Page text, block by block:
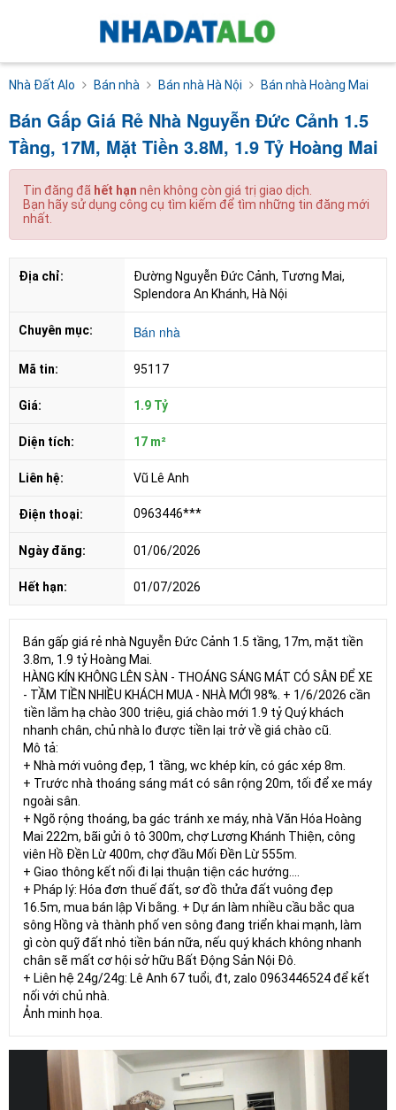
Nhà Đất Alo Bán nhà Bán nhà Hà Nội Bán nhà Hoàng Mai
Bán Gấp Giá Rẻ Nhà Nguyễn Đức Cảnh 1.5
Tầng, 17M, Mặt Tiền 3.8M, 1.9 Tỷ Hoàng Mai
Tin đăng đã hết hạn nên không còn giá trị giao dịch.
Bạn hãy sử dụng công cụ tìm kiếm để tìm những tin đăng mới
nhất.
Địa chỉ:
Đường Nguyễn Đức Cảnh, Tương Mai,
Splendora An Khánh, Hà Nội
Chuyên mục: Bán nhà
Mã tin: 95117
Giá: 1.9 Tỷ
Diện tích: 17 m²
Liên hệ: Vũ Lê Anh
Điện thoại: 0963446***
Ngày đăng: 01/06/2026
Hết hạn: 01/07/2026
Bán gấp giá rẻ nhà Nguyễn Đức Cảnh 1.5 tầng, 17m, mặt tiền
3.8m, 1.9 tỷ Hoàng Mai.
HÀNG KÍN KHÔNG LÊN SÀN - THOÁNG SÁNG MÁT CÓ SÂN ĐỂ XE
- TẦM TIỀN NHIỀU KHÁCH MUA - NHÀ MỚI 98%. + 1/6/2026 cần
tiền lắm hạ chào 300 triệu, giá chào mới 1.9 tỷ Quý khách
nhanh chân, chủ nhà lo được tiền lại trở về giá chào cũ.
Mô tả:
+ Nhà mới vuông đẹp, 1 tầng, wc khép kín, có gác xép 8m.
+ Trước nhà thoáng sáng mát có sân rộng 20m, tối để xe máy
ngoài sân.
+ Ngõ rộng thoáng, ba gác tránh xe máy, nhà Văn Hóa Hoàng
Mai 222m, bãi gửi ô tô 300m, chợ Lương Khánh Thiện, công
viên Hồ Đền Lừ 400m, chợ đầu Mối Đền Lừ 555m.
+ Giao thông kết nối đi lại thuận tiện các hướng....
+ Pháp lý: Hóa đơn thuế đất, sơ đồ thửa đất vuông đẹp
16.5m, mua bán lập Vi bằng. + Dự án làm nhiều cầu bắc qua
sông Hồng và thành phố ven sông đang triển khai mạnh, làm
gì còn quỹ đất nhỏ tiền bán nữa, nếu quý khách không nhanh
chân sẽ mất cơ hội sở hữu Bất Động Sản Nội Đô.
+ Liên hệ 24g/24g: Lê Anh 67 tuổi, đt, zalo 0963446524 để kết
nối với chủ nhà.
Ảnh minh họa.